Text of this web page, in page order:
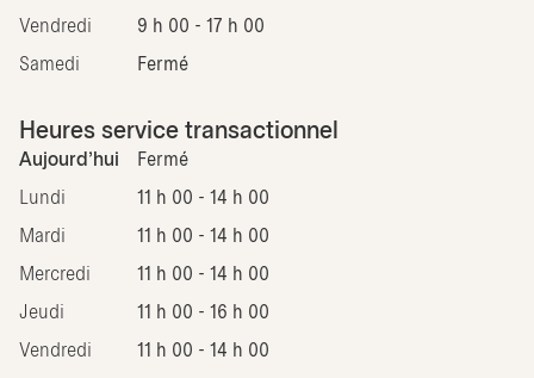
Vendredi 9 h 00 - 17 h 00
Samedi Fermé
Heures service transactionnel
Aujourd'hui Fermé
Lundi 11 h 00 - 14 h 00
Mardi 11 h 00 - 14 h 00
Mercredi 11 h 00 - 14 h 00
Jeudi 11 h 00 - 16 h 00
Vendredi 11 h 00 - 14 h 00